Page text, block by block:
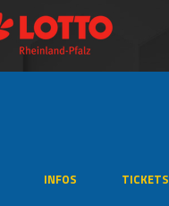
INFOS TICKETS